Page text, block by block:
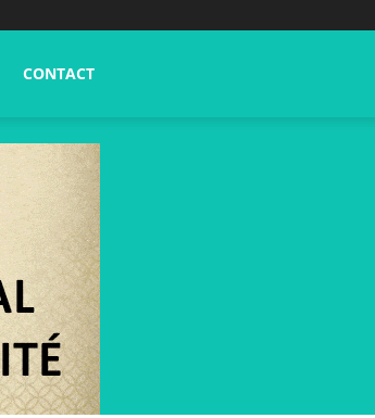
CONTACT